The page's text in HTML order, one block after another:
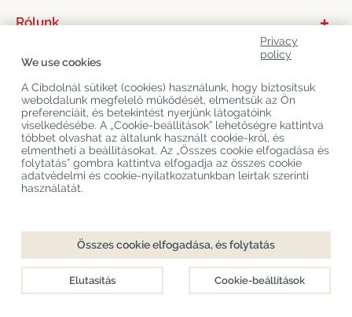
Rólunk
Legújabb CBD Blogok
Privacy
policy
We use cookies
A Cibdolnál sütiket (cookies) használunk, hogy biztosítsuk
weboldalunk megfelelő működését, elmentsük az Ön
preferenciáit, és betekintést nyerjünk látogatóink
viselkedésébe. A „Cookie-beállítások” lehetőségre kattintva
többet olvashat az általunk használt cookie-król, és
elmentheti a beállításokat. Az „Összes cookie elfogadása és
folytatás” gombra kattintva elfogadja az összes cookie
adatvédelmi és cookie-nyilatkozatunkban leírtak szerinti
használatát.
Összes cookie elfogadása, és folytatás
Elutasítás Cookie-beállítások
Copyright©CibdolLast updated 06-08-2026
Cibdol bv, Handelsweg 1a, 5492NL Sint-Oedenrode, the Netherlands
KvK: 76495035 VAT: NL860644923B01